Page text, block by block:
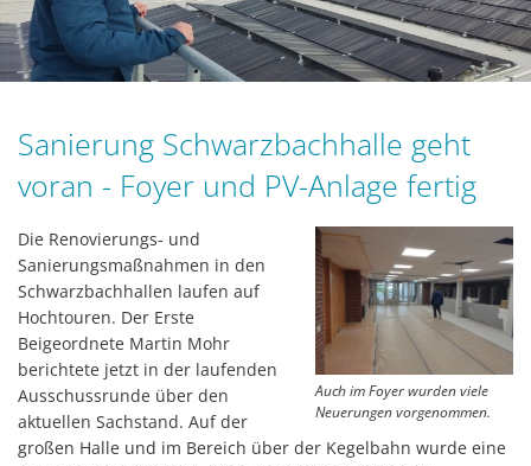
Sanierung Schwarzbachhalle geht
voran - Foyer und PV-Anlage fertig
Auch im Foyer wurden viele
Neuerungen vorgenommen.
Die Renovierungs- und
Sanierungsmaßnahmen in den
Schwarzbachhallen laufen auf
Hochtouren. Der Erste
Beigeordnete Martin Mohr
berichtete jetzt in der laufenden
Ausschussrunde über den
aktuellen Sachstand. Auf der
großen Halle und im Bereich über der Kegelbahn wurde eine